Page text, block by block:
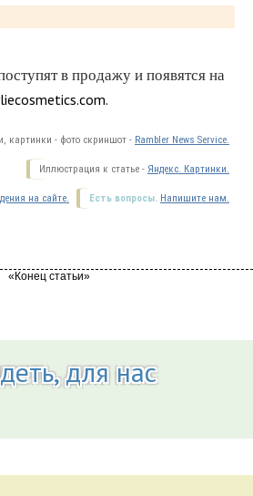
в продажу и появятся на
картинки - фото скриншот - Rambler News Service.
Иллюстрация к статье - Яндекс. Картинки.
Есть вопросы. Напишите нам.
на сайте.
для нас